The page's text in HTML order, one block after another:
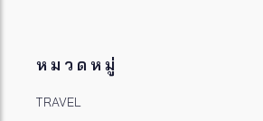
หมวดหมู่
TRAVEL